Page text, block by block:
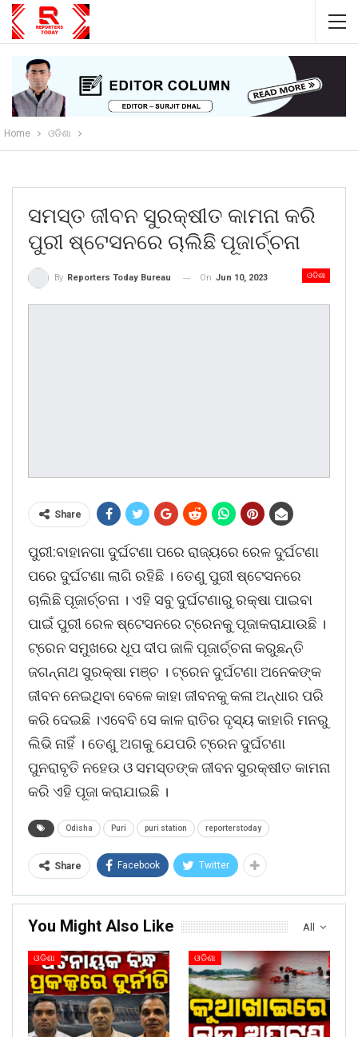
Home ଓଡିଶା
ସମସ୍ତ ଜୀବନ ସୁରକ୍ଷୀତ କାମନା କରି
ପୁରୀ ଷ୍ଟେସନରେ ଚାଲିଛି ପୂଜାର୍ଚ୍ଚନା
ଓଡିଶା
By Reporters Today Bureau On Jun 10, 2023
Share
ପୁରୀ:ବାହାନଗା ଦୁର୍ଘଟଣା ପରେ ରାଜ୍ୟରେ ରେଳ ଦୁର୍ଘଟଣା
ପରେ ଦୁର୍ଘଟଣା ଲାଗି ରହିଛି । ତେଣୁ ପୁରୀ ଷ୍ଟେସନରେ
ଚାଲିଛି ପୂଜାର୍ଚ୍ଚନା । ଏହି ସବୁ ଦୁର୍ଘଟଣାରୁ ରକ୍ଷା ପାଇବା
ପାଇଁ ପୁରୀ ରେଳ ଷ୍ଟେସନରେ ଟ୍ରେନକୁ ପୂଜାକରାଯାଉଛି ।
ଟ୍ରେନ ସମୁଖରେ ଧୂପ ଦୀପ ଜାଳି ପୂଜାର୍ଚ୍ଚନା କରୁଛନ୍ତି
ଜଗନ୍ନାଥ ସୁରକ୍ଷା ମଞ୍ଚ । ଟ୍ରେନ ଦୁର୍ଘଟଣା ଅନେକଙ୍କ
ଜୀବନ ନେଇଥିବା ବେଳେ କାହା ଜୀବନକୁ କଳା ଅନ୍ଧାର ପରି
କରି ଦେଇଛି ।ଏବେବି ସେ କାଳ ରାତିର ଦୃସ୍ୟ କାହାରି ମନରୁ
ଲିଭି ନାହିଁ । ତେଣୁ ଅଗକୁ ଯେପରି ଟ୍ରେନ ଦୁର୍ଘଟଣା
ପୁନରାବୃତି ନହେଉ ଓ ସମସ୍ତଙ୍କ ଜୀବନ ସୁରକ୍ଷୀତ କାମନା
କରି ଏହି ପୂଜା କରାଯାଇଛି ।
Odisha Puri puri station reporterstoday
Share Facebook Twitter
All
You Might Also Like
ଓଡିଶା ଓଡିଶା